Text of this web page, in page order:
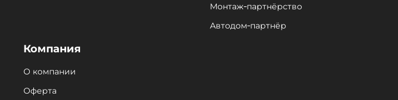
Монтаж‑партнёрство
Автодом‑партнёр
Компания
О компании
Оферта